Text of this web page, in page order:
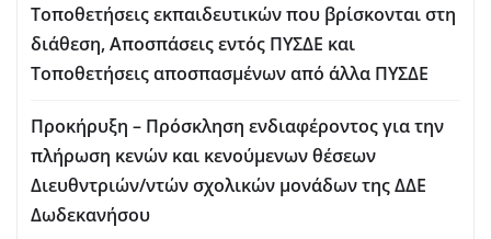
Τοποθετήσεις εκπαιδευτικών που βρίσκονται στη
διάθεση, Αποσπάσεις εντός ΠΥΣΔΕ και
Τοποθετήσεις αποσπασμένων από άλλα ΠΥΣΔΕ
Προκήρυξη – Πρόσκληση ενδιαφέροντος για την
πλήρωση κενών και κενούμενων θέσεων
Διευθντριών/ντών σχολικών μονάδων της ΔΔΕ
Δωδεκανήσου